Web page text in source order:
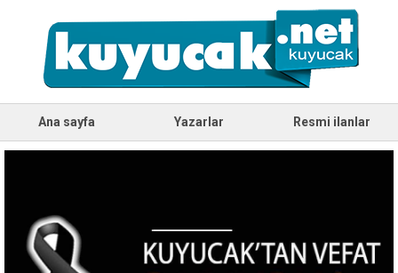
Ana sayfa Yazarlar Resmi ilanlar